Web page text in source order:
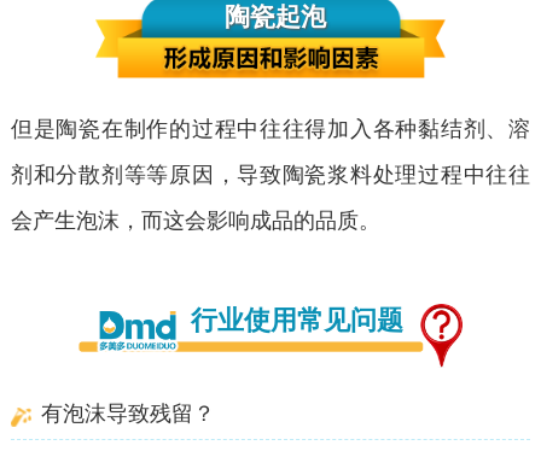
陶瓷起泡
但是陶瓷在制作的过程中往往得加入各种黏结剂、溶
剂和分散剂等等原因，导致陶瓷浆料处理过程中往往
会产生泡沫，而这会影响成品的品质。
行业使用常见问题
有泡沫导致残留？